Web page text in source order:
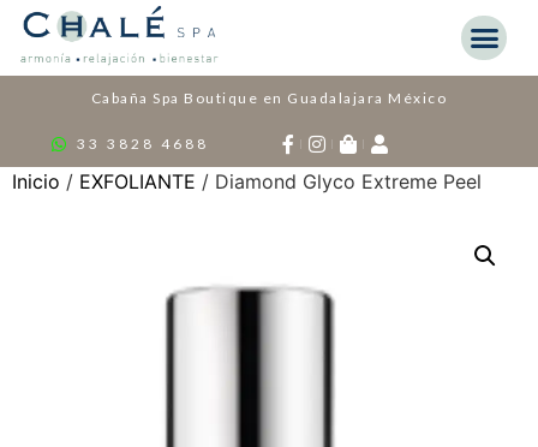
Cabaña Spa Boutique en Guadalajara México
33 3828 4688
Inicio / EXFOLIANTE / Diamond Glyco Extreme Peel